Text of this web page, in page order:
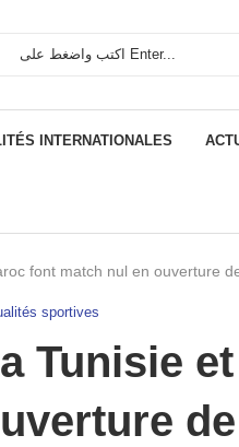
INTERNATIONALES
font match nul en ouverture
sportives
Tunisie